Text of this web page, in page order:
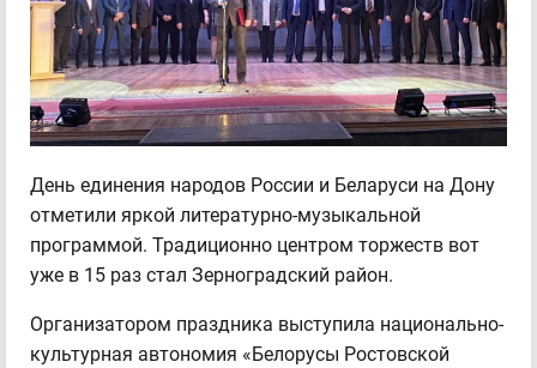
День единения народов России и Беларуси на Дону
отметили яркой литературно-музыкальной
программой. Традиционно центром торжеств вот
уже в 15 раз стал Зерноградский район.
Организатором праздника выступила национально-
культурная автономия «Белорусы Ростовской